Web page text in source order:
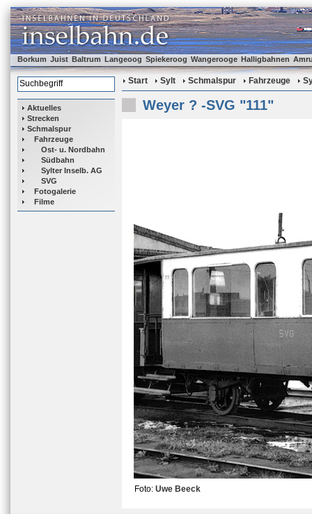
Borkum Juist Baltrum Langeoog Spiekeroog Wangerooge Halligbahnen
Aktuelles
Strecken
Schmalspur
Fahrzeuge
Ost- u. Nordbahn
Südbahn
Sylter Inselb. AG
SVG
Fotogalerie
Filme
Start Sylt Schmalspur Fahrzeuge
Weyer ? -SVG "111"
Foto: Uwe Beeck